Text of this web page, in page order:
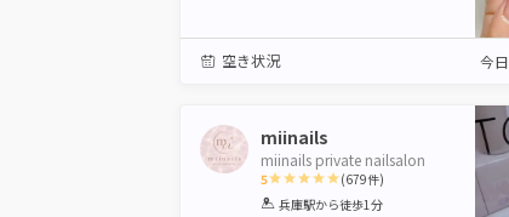
空き状況 今日
miinails
miinails private nailsalon
5
1 2 3 4 5
(679件)
兵庫駅から徒歩1分